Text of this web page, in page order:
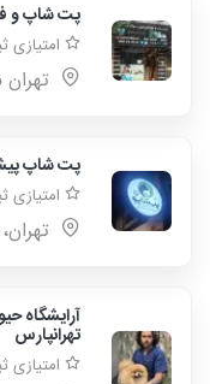
پت شاپ و
امتیازی
پت شاپ
امتیازی
آرایشگاه
تهرانپارس
امتیازی